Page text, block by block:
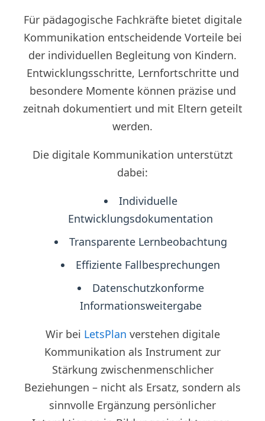
Für pädagogische Fachkräfte bietet digitale
Kommunikation entscheidende Vorteile bei
der individuellen Begleitung von Kindern.
Entwicklungsschritte, Lernfortschritte und
besondere Momente können präzise und
zeitnah dokumentiert und mit Eltern geteilt
werden.
Die digitale Kommunikation unterstützt
dabei:
Individuelle
Entwicklungsdokumentation
Transparente Lernbeobachtung
Effiziente Fallbesprechungen
Datenschutzkonforme
Informationsweitergabe
Wir bei LetsPlan verstehen digitale
Kommunikation als Instrument zur
Stärkung zwischenmenschlicher
Beziehungen – nicht als Ersatz, sondern als
sinnvolle Ergänzung persönlicher